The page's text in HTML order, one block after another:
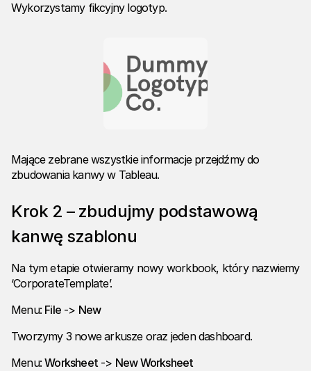
Wykorzystamy fikcyjny logotyp.
Mające zebrane wszystkie informacje przejdźmy do
zbudowania kanwy w Tableau.
Krok 2 – zbudujmy podstawową
kanwę szablonu
Na tym etapie otwieramy nowy workbook, który nazwiemy
‘CorporateTemplate’.
Menu: File -> New
Tworzymy 3 nowe arkusze oraz jeden dashboard.
Menu:Worksheet-> New Worksheet